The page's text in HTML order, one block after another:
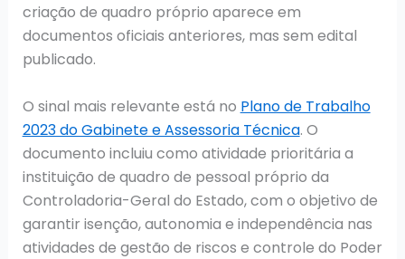
criação de quadro próprio aparece em
documentos oficiais anteriores, mas sem edital
publicado.
O sinal mais relevante está no Plano de Trabalho
2023 do Gabinete e Assessoria Técnica. O
documento incluiu como atividade prioritária a
instituição de quadro de pessoal próprio da
Controladoria-Geral do Estado, com o objetivo de
garantir isenção, autonomia e independência nas
atividades de gestão de riscos e controle do Poder